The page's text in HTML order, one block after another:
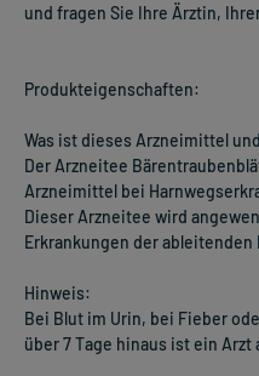
und fragen Sie Ihre Ärztin,
Produkteigenschaften:
Was ist dieses Arzneimittel
Der Arzneitee
Arzneimittel bei
Dieser Arzneitee wird
Erkrankungen der ableitenden
Hinweis:
Bei Blut im Urin, bei Fieber
über 7 Tage hinaus ist ein Arzt